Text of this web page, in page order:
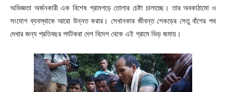
অভিজ্ঞতা অর্জনকারী এক বিশেষ গ্রামগড়ে তোলার চেষ্টা চালাচ্ছে। তার অবকাঠামো ও
সংযোগ ব্যবস্থাকে আরো উন্নত করার। সেখানকার জীবন্ত শেকড়ের সেতু বাঁশের পথ
দেখার জন্য প্রতিবছর পর্যটকরা দেশ বিদেশ থেকে এই গ্রামে ভিড় জমায়।